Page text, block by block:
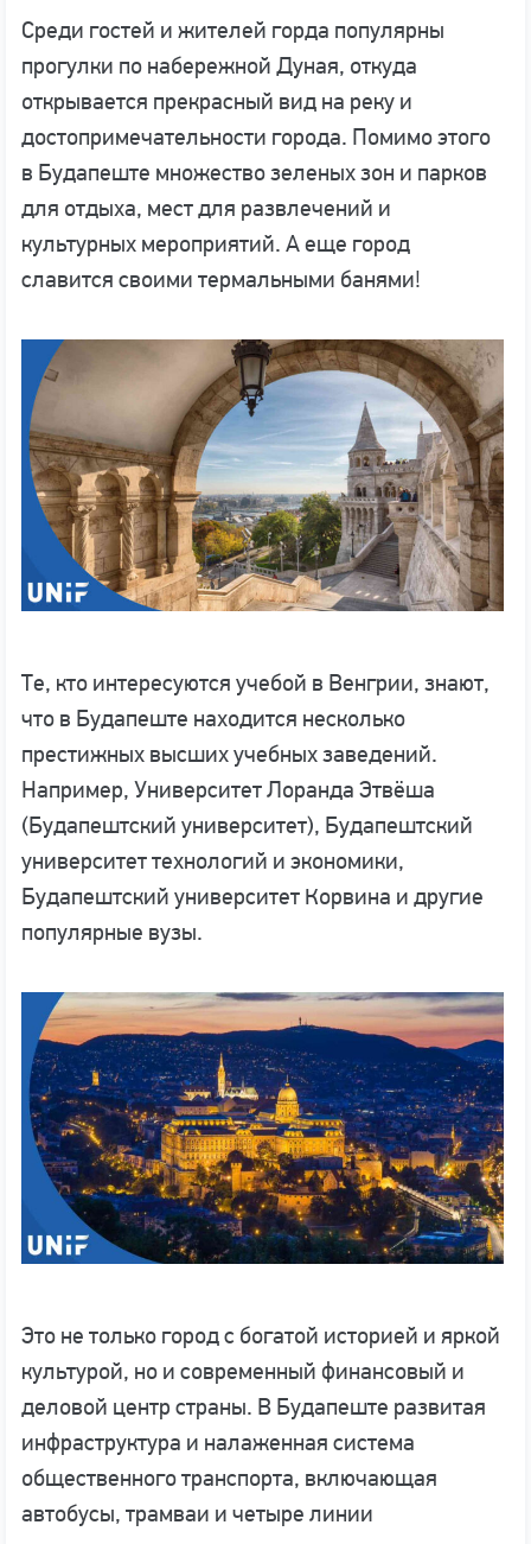
Среди гостей и жителей горда популярны
прогулки по набережной Дуная, откуда
открывается прекрасный вид на реку и
достопримечательности города. Помимо этого
в Будапеште множество зеленых зон и парков
для отдыха, мест для развлечений и
культурных мероприятий. А еще город
славится своими термальными банями!
Те, кто интересуются учебой в Венгрии, знают,
что в Будапеште находится несколько
престижных высших учебных заведений.
Например, Университет Лоранда Этвёша
(Будапештский университет), Будапештский
университет технологий и экономики,
Будапештский университет Корвина и другие
популярные вузы.
Это не только город с богатой историей и яркой
культурой, но и современный финансовый и
деловой центр страны. В Будапеште развитая
инфраструктура и налаженная система
общественного транспорта, включающая
автобусы, трамваи и четыре линии